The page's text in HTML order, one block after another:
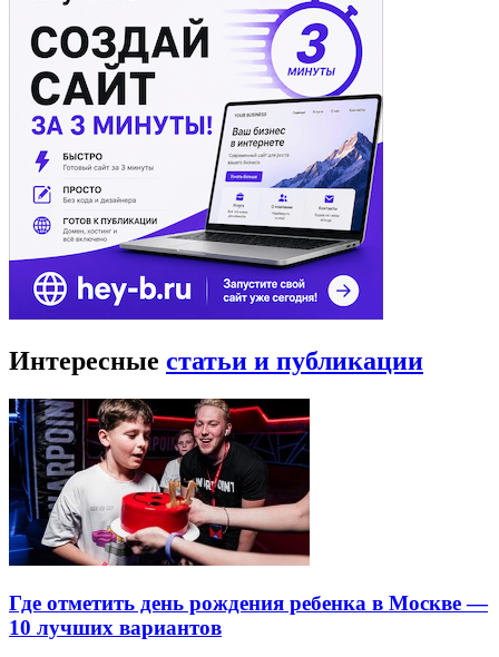
Интересные статьи и публикации
Где отметить день рождения ребенка в Москве —
10 лучших вариантов